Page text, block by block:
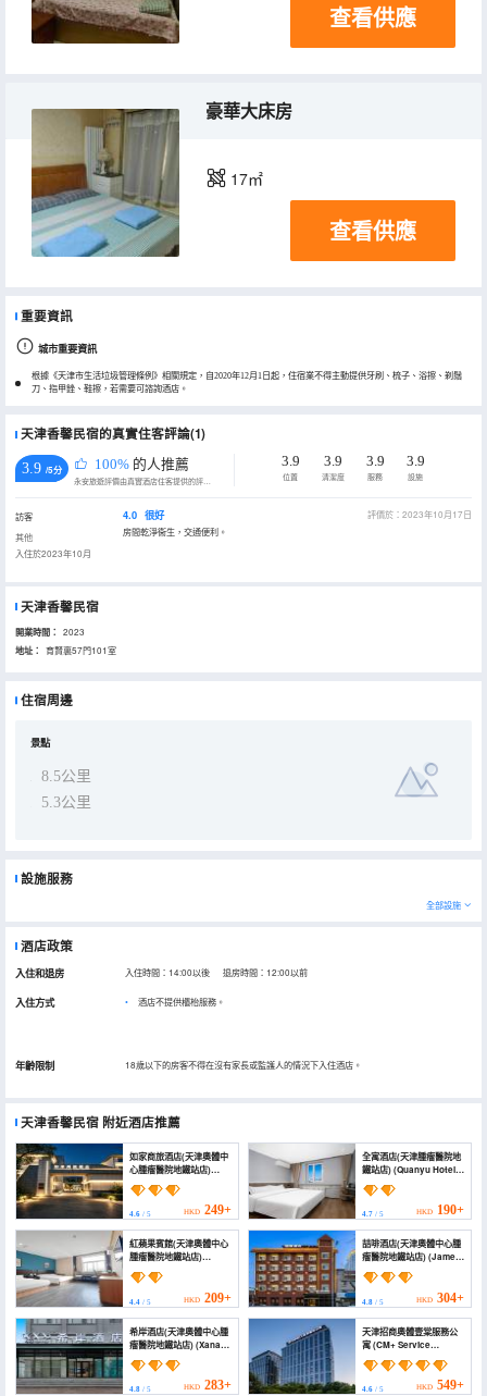
查看供應
豪華大床房
17㎡
查看供應
重要資訊
城市重要資訊
根據《天津市生活垃圾管理條例》相關規定，自2020年12月1日起，住宿業不得主動提供牙刷、梳子、浴擦、剃鬚
刀、指甲銼、鞋擦，若需要可諮詢酒店。
天津香馨民宿的真實住客評論(1)
3.9 /5分 100% 的人推薦
永安旅遊評價由真實酒店住客提供的評價。
3.9
位置
3.9
清潔度
3.9
服務
3.9
設施
訪客
其他
入住於2023年10月
4.0 很好
評價於：2023年10月17日
房間乾淨衞生，交通便利。
天津香馨民宿
開業時間： 2023
地址： 育賢裏57門101室
住宿周邊
景點
8.5公里
5.3公里
設施服務
全部設施
酒店政策
入住和退房 入住時間：14:00以後 退房時間：12:00以前
入住方式 酒店不提供櫃枱服務。
年齡限制 18歲以下的房客不得在沒有家長或監護人的情況下入住酒店。
天津香馨民宿 附近酒店推薦
如家商旅酒店(天津奧體中
心腫瘤醫院地鐵站店)
(Homeinn Selected
Hotel (Tianjin Olympic
Sports Center Tumor
Hospital Subway
Station))
4.6 / 5 HKD 249+
全寓酒店(天津腫瘤醫院地
鐵站店) (Quanyu Hotel
(Tianjin Cancer
Hospital Subway
Station Branch))
4.7/ 5 HKD 190+
紅蘋果賓館(天津奧體中心
腫瘤醫院地鐵站店)
(Hongpingguo Hotel)
4.4 / 5 HKD 209+
喆啡酒店(天津奧體中心腫
瘤醫院地鐵站店) (James
Joyce Coffetel Hotel
(Tianjin Aotizhongxin
Zhongliuyiyuan Subway
Station))
4.8/ 5 HKD 304+
希岸酒店(天津奧體中心腫
瘤醫院地鐵站店) (Xana
Hotelle (Tianjin Aoti
Zhongxin Zhongliu
Yiyuan Subway
4.8 / 5 HKD 283+
天津招商奧體壹棠服務公
寓 (CM+ Service
Apartment)
4.6/ 5 HKD 549+